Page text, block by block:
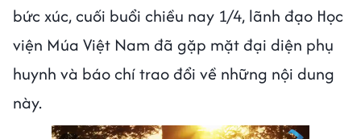
bức xúc, cuối buổi chiều nay 1/4, lãnh đạo Học
viện Múa Việt Nam đã gặp mặt đại diện phụ
huynh và báo chí trao đổi về những nội dung
này.